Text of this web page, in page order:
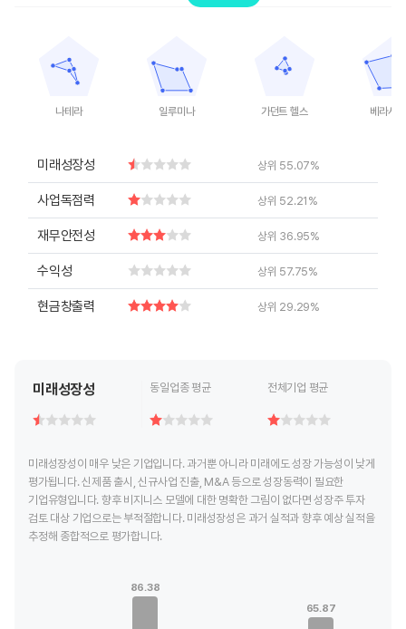
The chart has 1 X axis displaying categories.
The chart has 1 Y axis displaying values. Data ranges from 0
나테라
The chart has 1 X axis displaying categories.
The chart has 1 Y axis displaying values.
일루미나
가던트 헬스
The chart has 1 X axis
The chart has 1 Y axis
가던트 헬스
The
The
베라사
미래성장성 상위 55.07%
사업독점력 상위 52.21%
재무안전성 상위 36.95%
수익성 상위 57.75%
현금창출력 상위 29.29%
미래성장성 동일업종 평균 전체기업 평균
미래성장성이 매우 낮은 기업입니다. 과거뿐 아니라 미래에도 성장 가능성이 낮게
평가됩니다. 신제품 출시, 신규사업 진출, M&A 등으로 성장동력이 필요한
기업유형입니다. 향후 비지니스 모델에 대한 명확한 그림이 없다면 성장주 투자
검토 대상 기업으로는 부적절합니다. 미래성장성은 과거 실적과 향후 예상 실적을
추정해 종합적으로 평가합니다.
View as data table, Chart
86.38
The chart has 1 X axis
65.87